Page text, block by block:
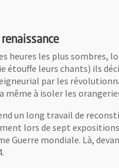
heures les plus sombres,
leurs chants) ils
par les
à isoler les
un long travail de
lors de sept
Guerre mondiale. Là,